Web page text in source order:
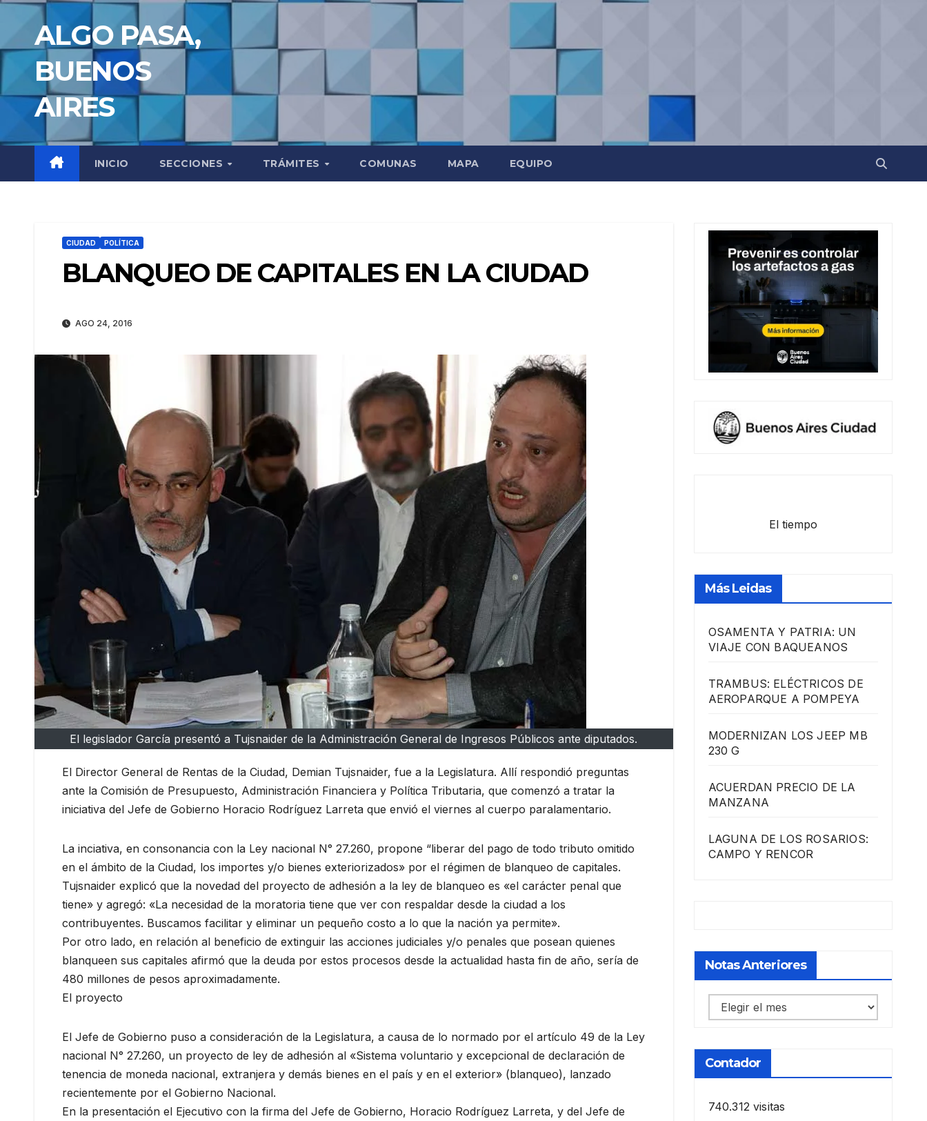
Saltar
contenidoALGO PASA,
BUENOS
AIRES
INICIO SECCIONES TRÁMITES COMUNAS MAPA EQUIPO
CIUDAD POLÍTICA
BLANQUEO DE CAPITALES EN LA CIUDAD
AGO 24, 2016
El legislador García presentó a Tujsnaider de la Administración General de Ingresos Públicos ante diputados.
El Director General de Rentas de la Ciudad, Demian Tujsnaider, fue a la Legislatura. Allí respondió preguntas
ante la Comisión de Presupuesto, Administración Financiera y Política Tributaria, que comenzó a tratar la
iniciativa del Jefe de Gobierno Horacio Rodríguez Larreta que envió el viernes al cuerpo paralamentario.
La inciativa, en consonancia con la Ley nacional N° 27.260, propone “liberar del pago de todo tributo omitido
en el ámbito de la Ciudad, los importes y/o bienes exteriorizados» por el régimen de blanqueo de capitales.
Tujsnaider explicó que la novedad del proyecto de adhesión a la ley de blanqueo es «el carácter penal que
tiene» y agregó: «La necesidad de la moratoria tiene que ver con respaldar desde la ciudad a los
contribuyentes. Buscamos facilitar y eliminar un pequeño costo a lo que la nación ya permite».
Por otro lado, en relación al beneficio de extinguir las acciones judiciales y/o penales que posean quienes
blanqueen sus capitales afirmó que la deuda por estos procesos desde la actualidad hasta fin de año, sería de
480 millones de pesos aproximadamente.
El proyecto
El Jefe de Gobierno puso a consideración de la Legislatura, a causa de lo normado por el artículo 49 de la Ley
nacional N° 27.260, un proyecto de ley de adhesión al «Sistema voluntario y excepcional de declaración de
tenencia de moneda nacional, extranjera y demás bienes en el país y en el exterior» (blanqueo), lanzado
recientemente por el Gobierno Nacional.
En la presentación el Ejecutivo con la firma del Jefe de Gobierno, Horacio Rodríguez Larreta, y del Jefe de
El tiempo
Más Leidas
OSAMENTA Y PATRIA: UN
VIAJE CON BAQUEANOS
TRAMBUS: ELÉCTRICOS DE
AEROPARQUE A POMPEYA
MODERNIZAN LOS JEEP MB
230 G
ACUERDAN PRECIO DE LA
MANZANA
LAGUNA DE LOS ROSARIOS:
CAMPO Y RENCOR
Notas Anteriores
Notas
anteriores
Contador
740.312 visitas